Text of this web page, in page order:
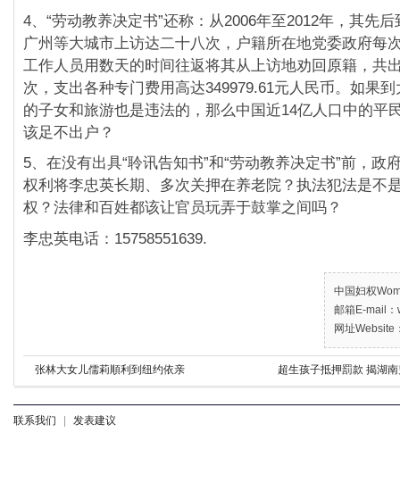
4、“劳动教养决定书”还称：从2006年至2012年，其先
广州等大城市上访达二十八次，户籍所在地党委政府每
工作人员用数天的时间往返将其从上访地劝回原籍，共
次，支出各种专门费用高达349979.61元人民币。如果
的子女和旅游也是违法的，那么中国近14亿人口中的平
该足不出户？
5、在没有出具“聆讯告知书”和“劳动教养决定书”前，政
权利将李忠英长期、多次关押在养老院？执法犯法是不
权？法律和百姓都该让官员玩弄于鼓掌之间吗？
李忠英电话：15758551639.
中国妇权
邮箱E-mail
网址Website
张林大女儿儒莉順利到纽约依亲 超生孩子抵押罰款 揭湖
联系我们 | 发表建议